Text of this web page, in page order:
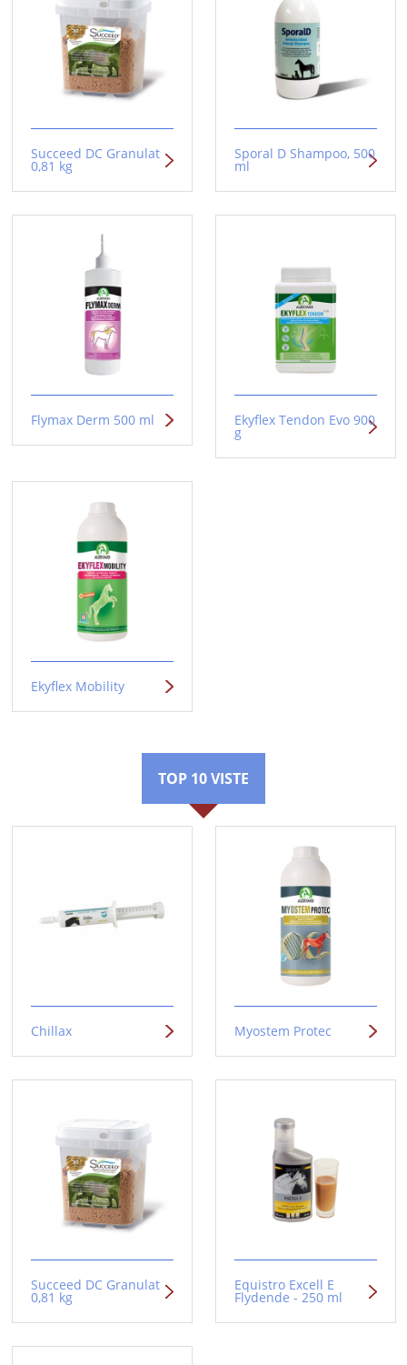
Succeed DC Granulat
0,81 kg
Sporal D Shampoo, 500
ml
Flymax Derm 500 ml Ekyflex Tendon Evo 900
g
Ekyflex Mobility
TOP 10 VISTE
Chillax Myostem Protec
Succeed DC Granulat
0,81 kg
Equistro Excell E
Flydende - 250 ml